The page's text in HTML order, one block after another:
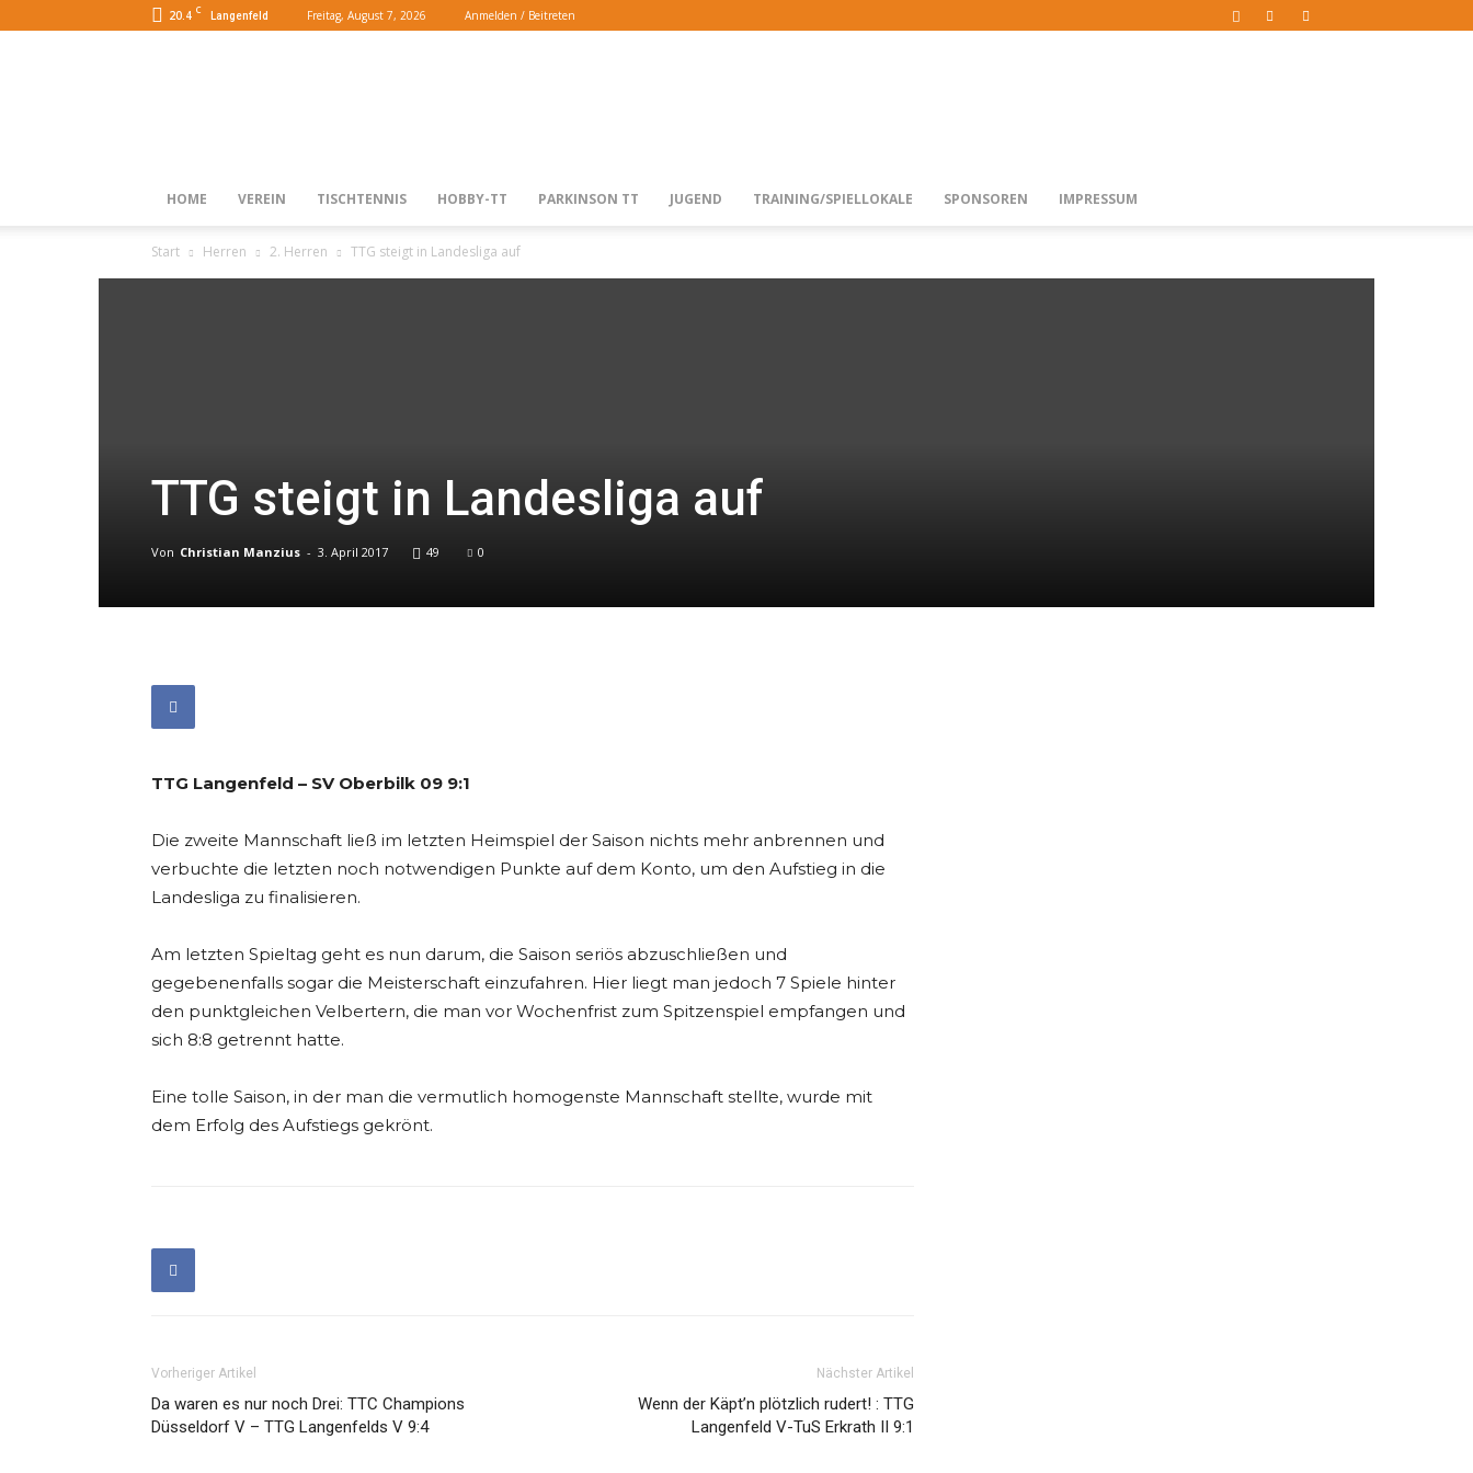
20.4 C
Langenfeld Freitag, August 7, 2026 Anmelden / Beitreten
HOME VEREIN TISCHTENNIS HOBBY-TT PARKINSON TT JUGEND TRAINING/SPIELLOKALE SPONSOREN IMPRESSUM
Start Herren 2. Herren TTG steigt in Landesliga auf
TTG steigt in Landesliga auf
Von Christian Manzius - 3. April 2017 49 0
TTG Langenfeld – SV Oberbilk 09 9:1
Die zweite Mannschaft ließ im letzten Heimspiel der Saison nichts mehr anbrennen und
verbuchte die letzten noch notwendigen Punkte auf dem Konto, um den Aufstieg in die
Landesliga zu finalisieren.
Am letzten Spieltag geht es nun darum, die Saison seriös abzuschließen und
gegebenenfalls sogar die Meisterschaft einzufahren. Hier liegt man jedoch 7 Spiele hinter
den punktgleichen Velbertern, die man vor Wochenfrist zum Spitzenspiel empfangen und
sich 8:8 getrennt hatte.
Eine tolle Saison, in der man die vermutlich homogenste Mannschaft stellte, wurde mit
dem Erfolg des Aufstiegs gekrönt.
Vorheriger Artikel
Da waren es nur noch Drei: TTC Champions
Düsseldorf V – TTG Langenfelds V 9:4
Nächster Artikel
Wenn der Käpt’n plötzlich rudert! : TTG
Langenfeld V-TuS Erkrath II 9:1